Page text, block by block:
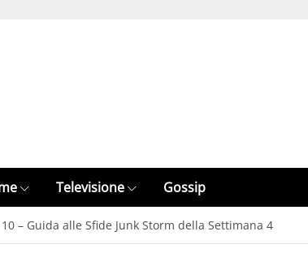
Televisione Gossip
– Guida alle Sfide Junk Storm della Settimana 4